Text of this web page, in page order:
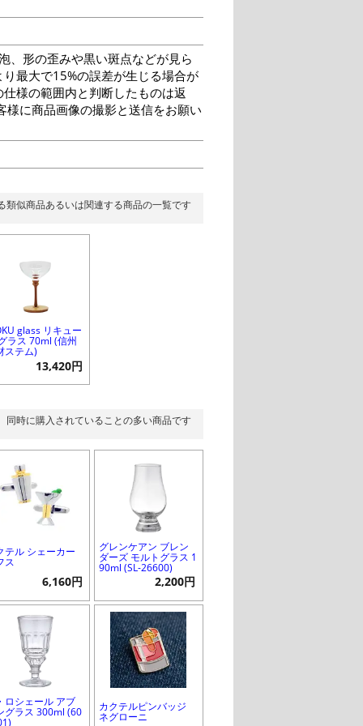
、形の歪みや黒い斑点などが見ら
最大で15%の誤差が生じる場合が
様の範囲内と判断したものは返
に商品画像の撮影と送信をお願い
類似商品あるいは関連する商品の一覧です
glass リキュー
ラス 70ml (信州
ステム)
13,420円
同時に購入されていることの多い商品です
テル シェーカー
ス
6,160円
グレンケアン ブレン
ダーズ モルトグラス 1
90ml (SL-26600)
2,200円
ロシェール アブ
グラス 300ml (60 カクテルピンバッジ
ネグローニ